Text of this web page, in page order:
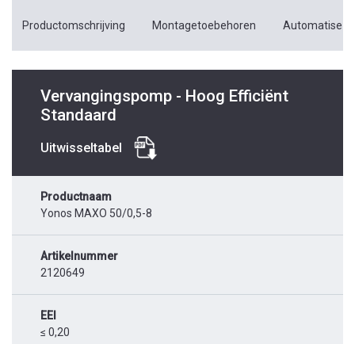
Productomschrijving Montagetoebehoren
Vervangingspomp - Hoog Efficiënt
Standaard
Uitwisseltabel
Productnaam
Yonos MAXO 50/0,5-8
Artikelnummer
2120649
EEI
≤ 0,20